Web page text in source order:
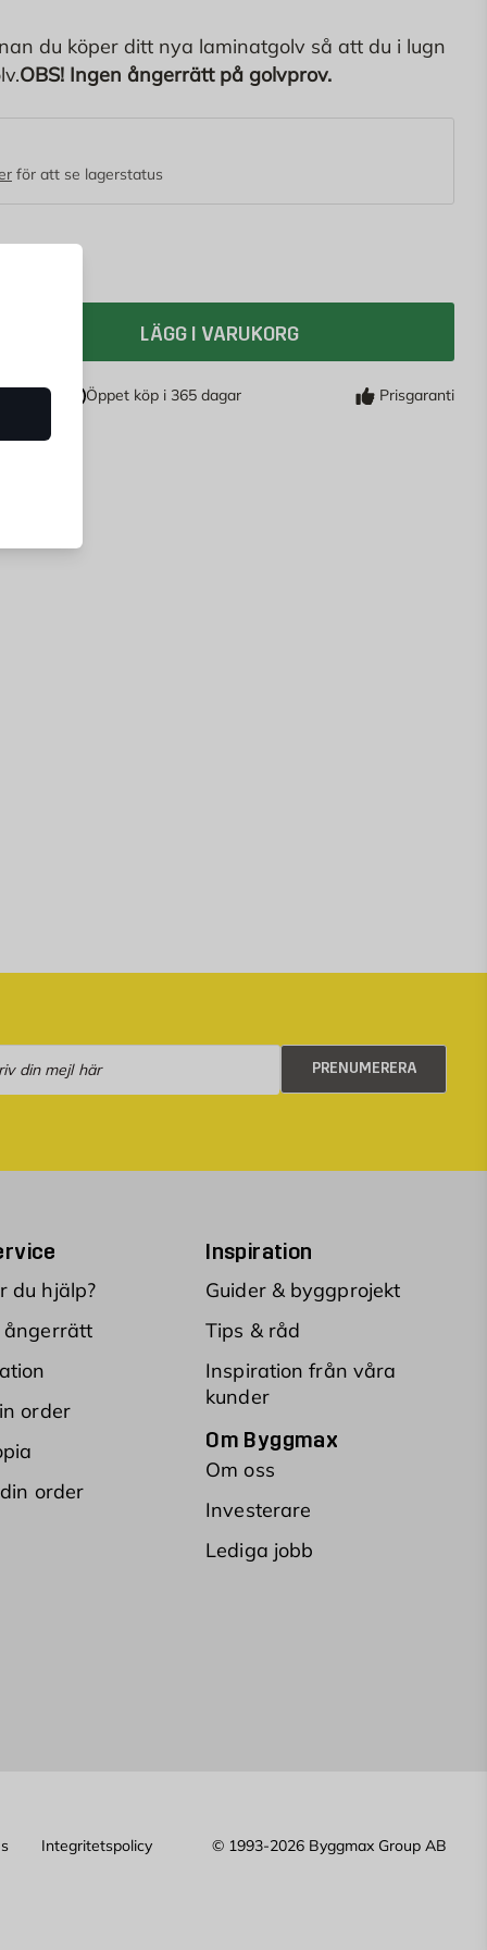
du köper ditt nya laminatgolv så att du i lugn
OBS! Ingen ångerrätt på golvprov.
för att se lagerstatus
LÄGG I VARUKORG
Öppet köp i 365 dagar Prisgaranti
PRENUMERERA
du hjälp?
ångerrätt
order
order
Inspiration
Guider & byggprojekt
Tips & råd
Inspiration från våra
kunder
Om Byggmax
Om oss
Investerare
Lediga jobb
Integritetspolicy © 1993-2026 Byggmax Group AB